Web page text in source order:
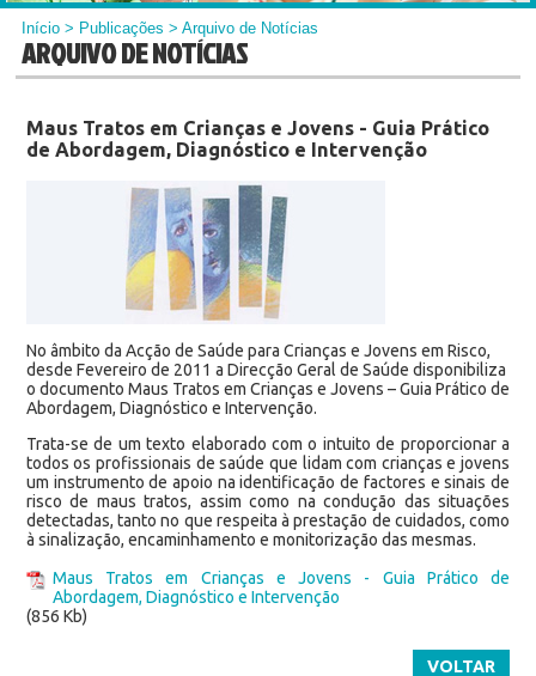
Início > Publicações > Arquivo de Notícias
ARQUIVO DE NOTÍCIAS
Maus Tratos em Crianças e Jovens - Guia Prático
de Abordagem, Diagnóstico e Intervenção
No âmbito da Acção de Saúde para Crianças e Jovens em Risco,
desde Fevereiro de 2011 a Direcção Geral de Saúde disponibiliza
o documento Maus Tratos em Crianças e Jovens – Guia Prático de
Abordagem, Diagnóstico e Intervenção.
Trata-se de um texto elaborado com o intuito de proporcionar a
todos os profissionais de saúde que lidam com crianças e jovens
um instrumento de apoio na identificação de factores e sinais de
risco de maus tratos, assim como na condução das situações
detectadas, tanto no que respeita à prestação de cuidados, como
à sinalização, encaminhamento e monitorização das mesmas.
Maus Tratos em Crianças e Jovens - Guia Prático de
Abordagem, Diagnóstico e Intervenção
(856 Kb)
VOLTAR